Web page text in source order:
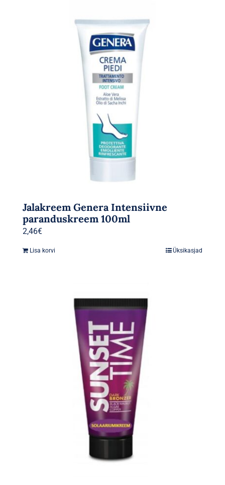
Jalakreem Genera Intensiivne
paranduskreem 100ml
2,46€
Lisa korvi Üksikasjad